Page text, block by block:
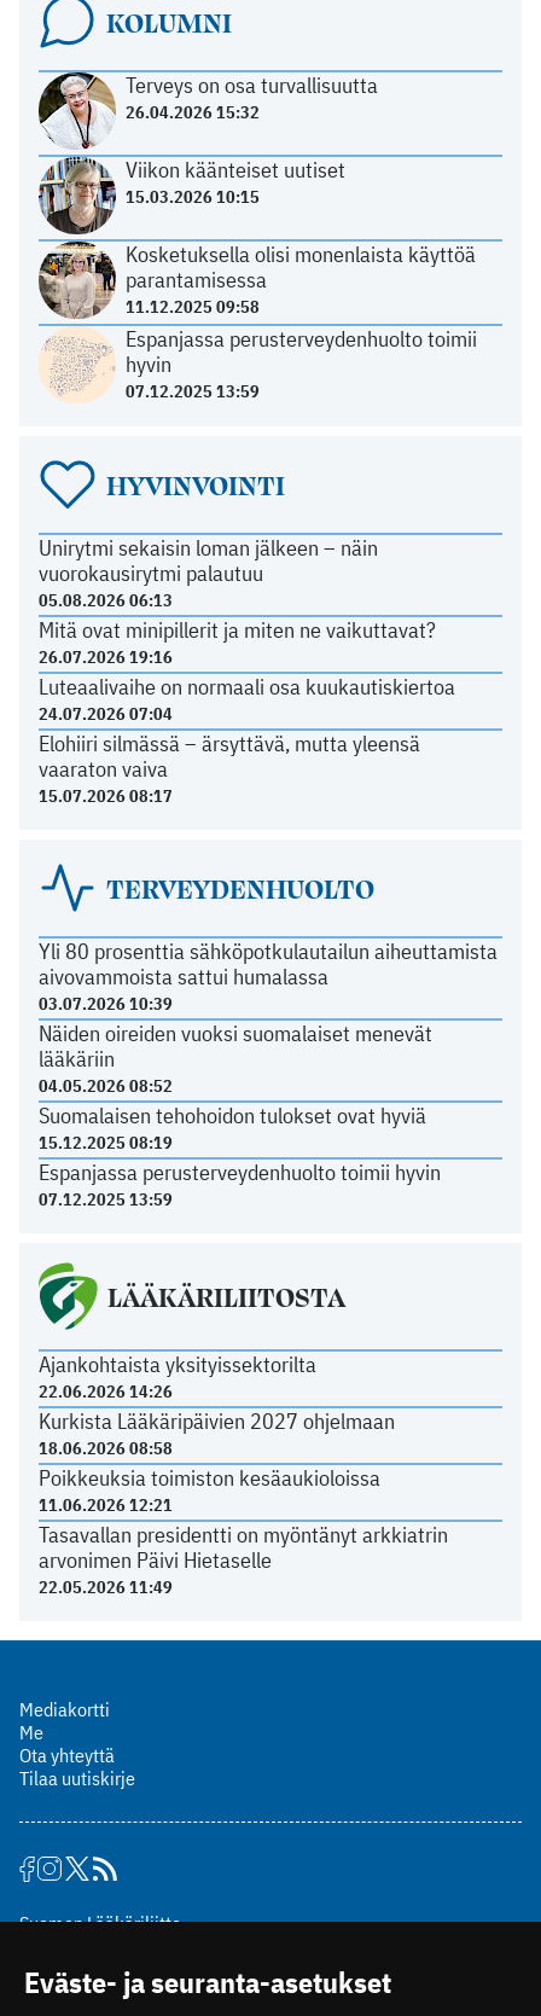
KOLUMNI
Terveys on osa turvallisuutta
26.04.2026 15:32
Viikon käänteiset uutiset
15.03.2026 10:15
Kosketuksella olisi monenlaista käyttöä
parantamisessa
11.12.2025 09:58
Espanjassa perusterveydenhuolto toimii
hyvin
07.12.2025 13:59
HYVINVOINTI
Unirytmi sekaisin loman jälkeen – näin
vuorokausirytmi palautuu
05.08.2026 06:13
Mitä ovat minipillerit ja miten ne vaikuttavat?
26.07.2026 19:16
Luteaalivaihe on normaali osa kuukautiskiertoa
24.07.2026 07:04
Elohiiri silmässä – ärsyttävä, mutta yleensä
vaaraton vaiva
15.07.2026 08:17
TERVEYDENHUOLTO
Yli 80 prosenttia sähköpotkulautailun aiheuttamista
aivovammoista sattui humalassa
03.07.2026 10:39
Näiden oireiden vuoksi suomalaiset menevät
lääkäriin
04.05.2026 08:52
Suomalaisen tehohoidon tulokset ovat hyviä
15.12.2025 08:19
Espanjassa perusterveydenhuolto toimii hyvin
07.12.2025 13:59
LÄÄKÄRILIITOSTA
Ajankohtaista yksityissektorilta
22.06.2026 14:26
Kurkista Lääkäripäivien 2027 ohjelmaan
18.06.2026 08:58
Poikkeuksia toimiston kesäaukioloissa
11.06.2026 12:21
Tasavallan presidentti on myöntänyt arkkiatrin
arvonimen Päivi Hietaselle
22.05.2026 11:49
Mediakortti
Me
Ota yhteyttä
Tilaa uutiskirje
Suomen Lääkäriliitto
00510 Helsinki
puh. (09) 393 091
Eväste- ja seuranta-asetukset